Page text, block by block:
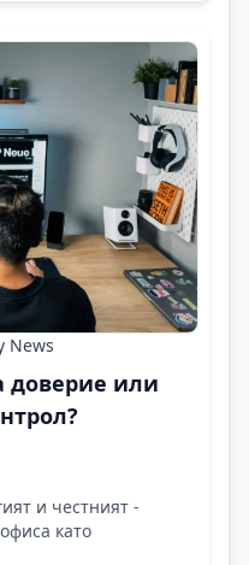
News
доверие или
и честният -
като